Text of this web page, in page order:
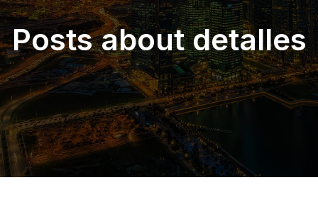
Posts about detalles